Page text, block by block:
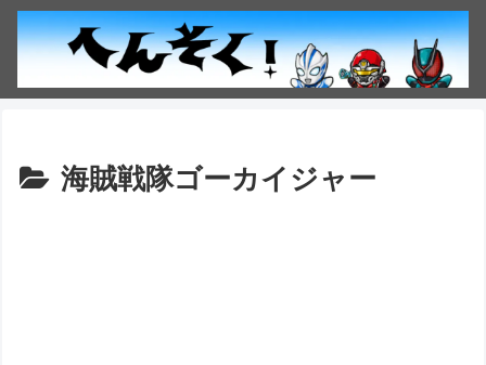
海賊戦隊ゴーカイジャー